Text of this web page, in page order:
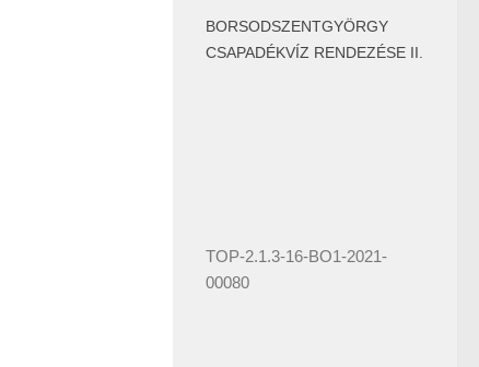
BORSODSZENTGYÖRGY
CSAPADÉKVÍZ RENDEZÉSE II.
TOP-2.1.3-16-BO1-2021-
00080